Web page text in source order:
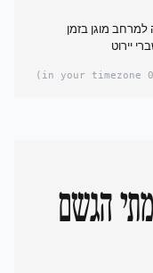
למרחב מוגן בזמן
יירוט
הגשם